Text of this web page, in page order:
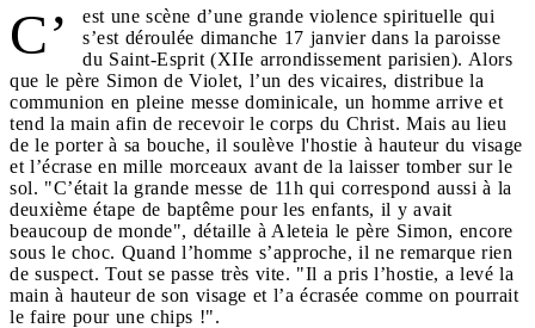
C’
est une scène d’une grande violence spirituelle qui
s’est déroulée dimanche 17 janvier dans la paroisse
du Saint-Esprit (XIIe arrondissement parisien). Alors
que le père Simon de Violet, l’un des vicaires, distribue la
communion en pleine messe dominicale, un homme arrive et
tend la main afin de recevoir le corps du Christ. Mais au lieu
de le porter à sa bouche, il soulève l'hostie à hauteur du visage
et l’écrase en mille morceaux avant de la laisser tomber sur le
sol. "C’était la grande messe de 11h qui correspond aussi à la
deuxième étape de baptême pour les enfants, il y avait
beaucoup de monde", détaille à Aleteia le père Simon, encore
sous le choc. Quand l’homme s’approche, il ne remarque rien
de suspect. Tout se passe très vite. "Il a pris l’hostie, a levé la
main à hauteur de son visage et l’a écrasée comme on pourrait
le faire pour une chips !".